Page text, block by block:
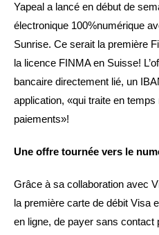
Yapeal a lancé en début de
électronique 100%numérique
Sunrise. Ce serait la première
la licence FINMA en Suisse!
bancaire directement lié, un
application, «qui traite en
paiements»!
Une offre tournée vers le
Grâce à sa collaboration avec
la première carte de débit Visa
en ligne, de payer sans contact